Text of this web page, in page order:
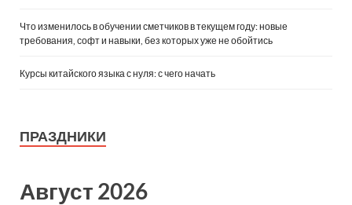
Что изменилось в обучении сметчиков в текущем году: новые
требования, софт и навыки, без которых уже не обойтись
Курсы китайского языка с нуля: с чего начать
ПРАЗДНИКИ
Август 2026